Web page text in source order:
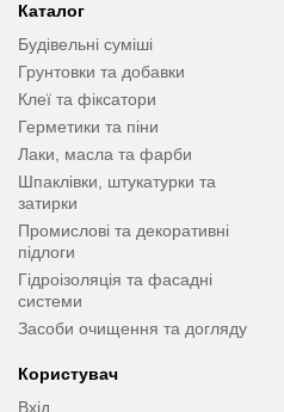
Каталог
Будівельні суміші
Грунтовки та добавки
Клеї та фіксатори
Герметики та піни
Лаки, масла та фарби
Шпаклівки, штукатурки та
затирки
Промислові та декоративні
підлоги
Гідроізоляція та фасадні
системи
Засоби очищення та догляду
Користувач
Вхід